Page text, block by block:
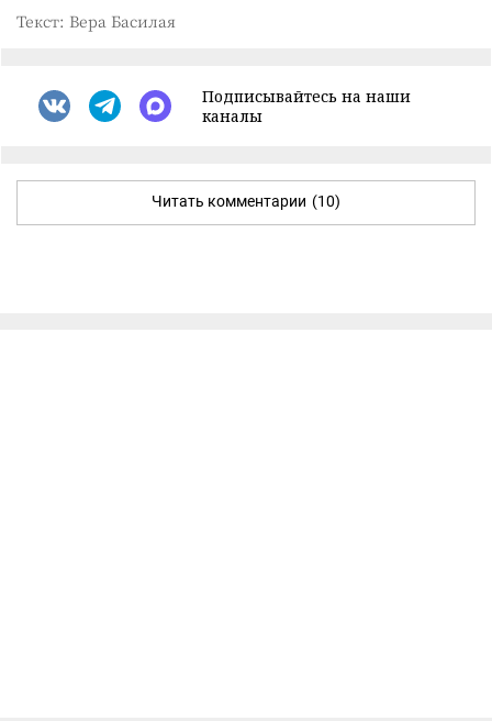
Текст: Вера Басилая
Подписывайтесь на наши
каналы
Читать комментарии (10)